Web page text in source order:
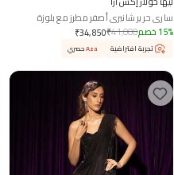
ساري حرير شانيري أصفر مطرز مع بلوزة
₹34,850₹41,000 15% خصم
تجربة افتراضية Azaحصري